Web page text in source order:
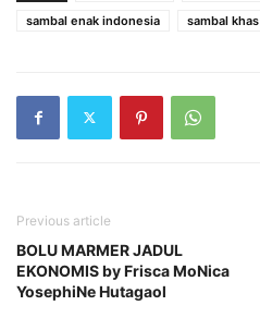
sambal enak indonesia
sambal khas
Previous article
BOLU MARMER JADUL
EKONOMIS by Frisca MoNica
YosephiNe Hutagaol